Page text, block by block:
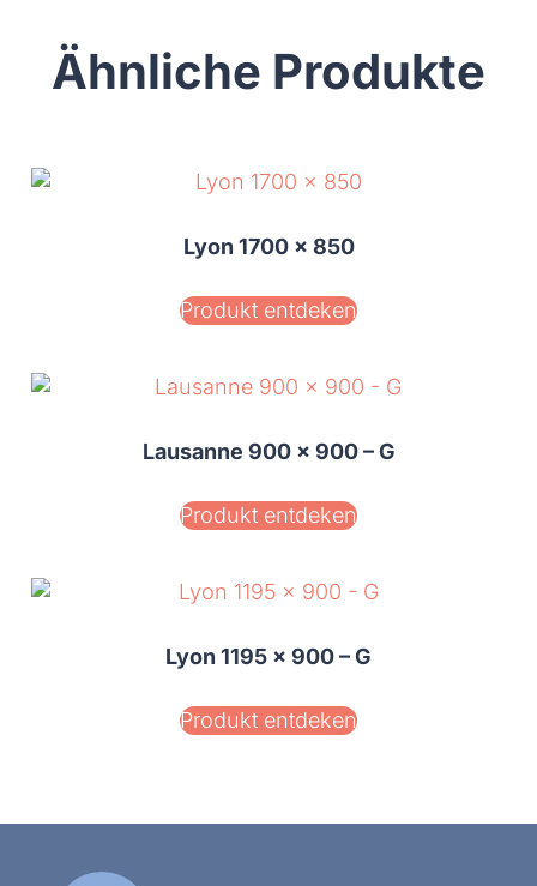
Ähnliche Produkte
Lyon 1700 x 850
Produkt entdeken
Lausanne 900 x 900 – G
Produkt entdeken
Lyon 1195 x 900 – G
Produkt entdeken